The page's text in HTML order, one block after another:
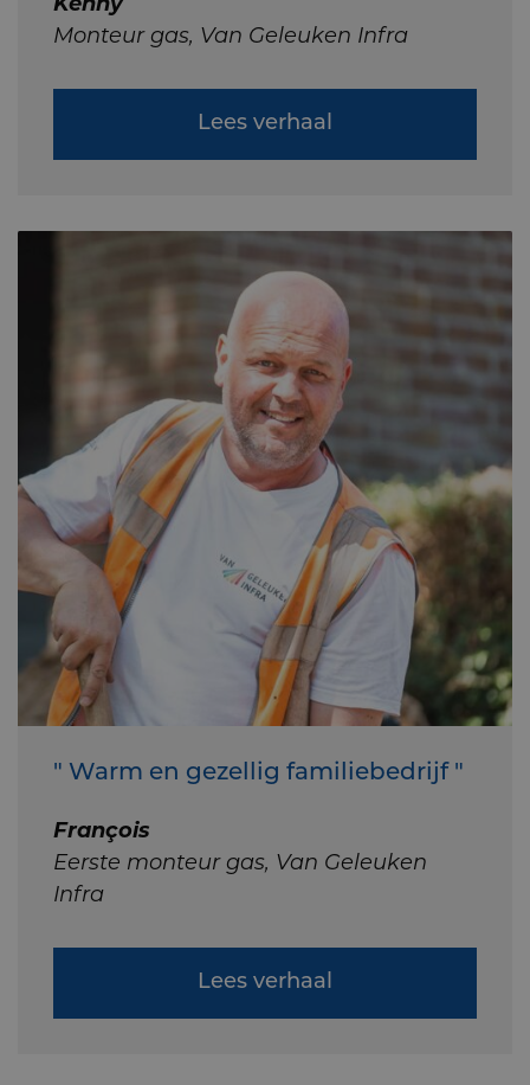
Monteur gas, Van Geleuken Infra
Lees verhaal
" Warm en gezellig familiebedrijf "
François
Eerste monteur gas, Van Geleuken
Infra
Lees verhaal